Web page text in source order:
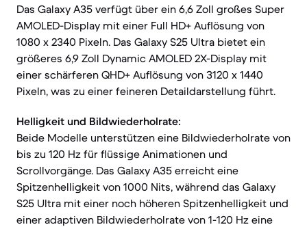
Das Galaxy A35 verfügt über ein 6,6 Zoll großes Super
AMOLED-Display mit einer Full HD+ Auflösung von
1080 x 2340 Pixeln. Das Galaxy S25 Ultra bietet ein
größeres 6,9 Zoll Dynamic AMOLED 2X-Display mit
einer schärferen QHD+ Auflösung von 3120 x 1440
Pixeln, was zu einer feineren Detaildarstellung führt.
Helligkeit und Bildwiederholrate:
Beide Modelle unterstützen eine Bildwiederholrate von
bis zu 120 Hz für flüssige Animationen und
Scrollvorgänge. Das Galaxy A35 erreicht eine
Spitzenhelligkeit von 1000 Nits, während das Galaxy
S25 Ultra mit einer noch höheren Spitzenhelligkeit und
einer adaptiven Bildwiederholrate von 1-120 Hz eine